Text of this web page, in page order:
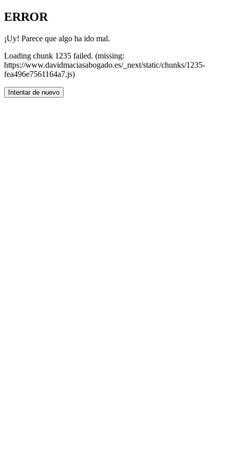
ERROR
¡Uy! Parece que algo ha ido mal.
Loading chunk 1235 failed. (missing:
https://www.davidmaciasabogado.es/_next/static/chunks/1235-
fea496e7561164a7.js)
Intentar de nuevo